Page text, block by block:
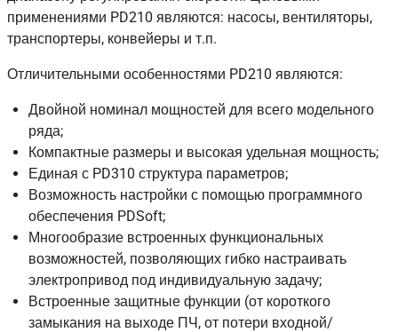
применениями PD210 являются: насосы, вентиляторы,
транспортеры, конвейеры и т.п.
Отличительными особенностями PD210 являются:
Двойной номинал мощностей для всего модельного
ряда;
Компактные размеры и высокая удельная мощность;
Единая с PD310 структура параметров;
Возможность настройки с помощью программного
обеспечения PDSoft;
Многообразие встроенных функциональных
возможностей, позволяющих гибко настраивать
электропривод под индивидуальную задачу;
Встроенные защитные функции (от короткого
замыкания на выходе ПЧ, от потери входной/